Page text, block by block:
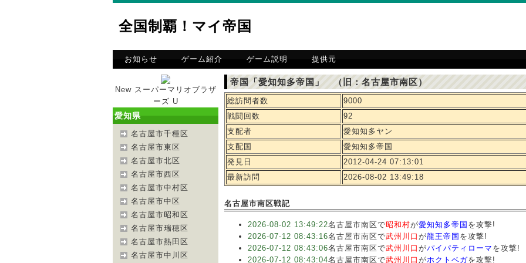
全国制覇！マイ帝国
お知らせ ゲーム紹介 ゲーム説明 提供元
New スーパーマリオブラザ
ーズ U
愛知県
名古屋市千種区
名古屋市東区
名古屋市北区
名古屋市西区
名古屋市中村区
名古屋市中区
名古屋市昭和区
名古屋市瑞穂区
名古屋市熱田区
名古屋市中川区
帝国「愛知知多帝国」 （旧：名古屋市南区）
総訪問者数
9000
戦闘回数
92
支配者
愛知知多ヤン
支配国
愛知知多帝国
発見日
2012-04-24 07:13:01
最新訪問
2026-08-02 13:49:18
名古屋市南区戦記
2026-08-02 13:49:22名古屋市南区で昭和村が愛知知多帝国 を攻撃!
2026-07-12 08:43:16名古屋市南区で武州川口 が龍王帝国 を攻撃!
2026-07-12 08:43:06名古屋市南区で武州川口 がパイパティローマ を攻撃!
2026-07-12 08:43:04名古屋市南区で武州川口 がホクトベガを攻撃!